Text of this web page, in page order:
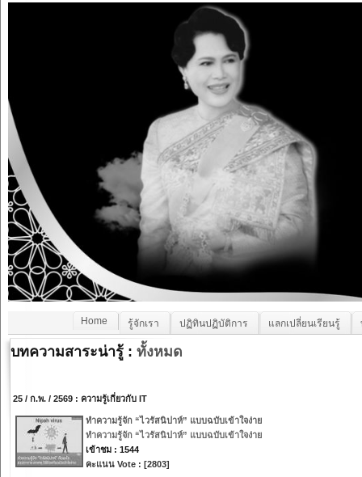
Home รู้จักเรา ปฏิทินปฏิบัติการ แลกเปลี่ยนเรียนรู้
บทความสาระน่ารู้ : ทั้งหมด
25 / ก.พ. / 2569 : ความรู้เกี่ยวกับ IT
ทำความรู้จัก “ไวรัสนิปาห์” แบบฉบับเข้าใจง่าย
ทำความรู้จัก “ไวรัสนิปาห์” แบบฉบับเข้าใจง่าย
เข้าชม : 1544
คะแนน Vote : [2803]